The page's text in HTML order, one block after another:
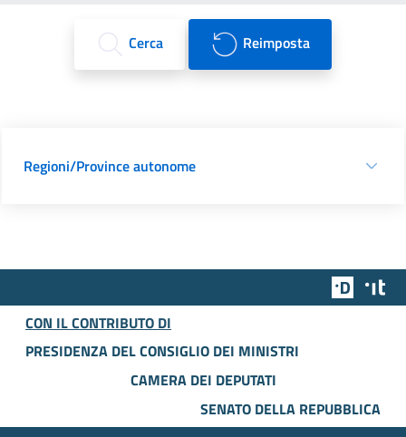
Cerca Reimposta
Regioni/Province autonome
Team
CON IL CONTRIBUTO DI
PRESIDENZA DEL CONSIGLIO DEI MINISTRI
CAMERA DEI DEPUTATI
SENATO DELLA REPUBBLICA